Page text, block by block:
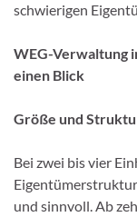
schwierigen
WEG-Verwaltung
einen Blick
Größe und
Bei zwei bis vier
und sinnvoll. Ab